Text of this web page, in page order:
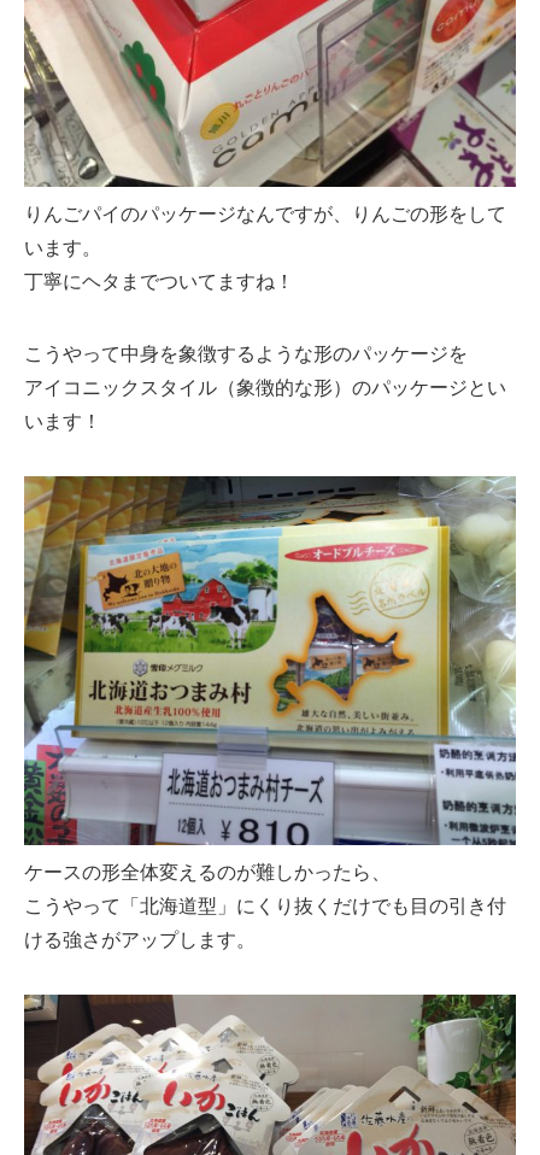
りんごパイのパッケージなんですが、りんごの形をして
います。
丁寧にヘタまでついてますね！
こうやって中身を象徴するような形のパッケージを
アイコニックスタイル（象徴的な形）のパッケージとい
います！
ケースの形全体変えるのが難しかったら、
こうやって「北海道型」にくり抜くだけでも目の引き付
ける強さがアップします。